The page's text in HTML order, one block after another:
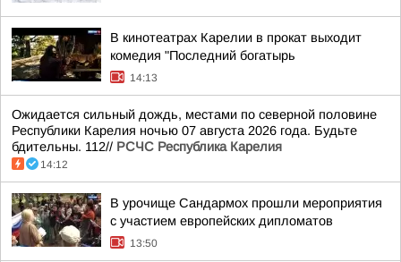
В кинотеатрах Карелии в прокат выходит
комедия "Последний богатырь
14:13
Ожидается сильный дождь, местами по северной половине
Республики Карелия ночью 07 августа 2026 года. Будьте
бдительны. 112// РСЧС Республика Карелия
14:12
В урочище Сандармох прошли мероприятия
с участием европейских дипломатов
13:50